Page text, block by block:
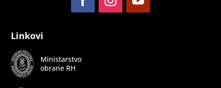
Linkovi
Ministarstvo
obrane RH